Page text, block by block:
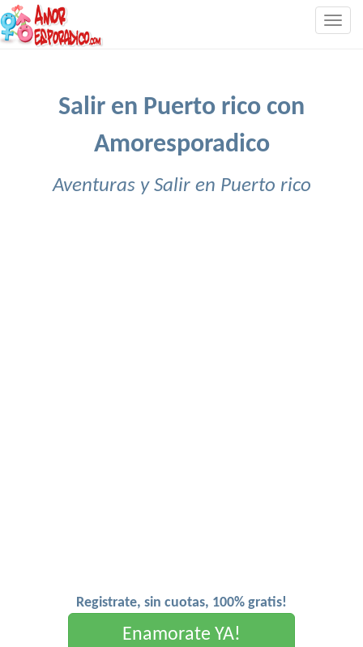
Salir en Puerto rico con
Amoresporadico
Aventuras y Salir en Puerto rico
Registrate, sin cuotas, 100% gratis!
Enamorate YA!